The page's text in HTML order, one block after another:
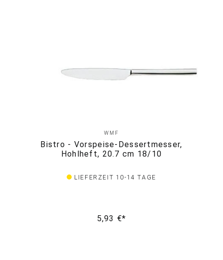
WMF
Bistro - Vorspeise-Dessertmesser,
Hohlheft, 20.7 cm 18/10
LIEFERZEIT 10-14 TAGE
5,93 €*